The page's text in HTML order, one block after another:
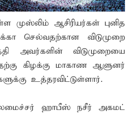
முஸ்லிம் ஆசிரியர்கள் புனித
செல்வதற்கான விடுமுறை
அவர்களின் விடுமுறையை
கிழக்கு மாகாண ஆளுனர்
உத்தரவிட்டுள்ளார்.
ஹாபீஸ் நசீர் அகமட்